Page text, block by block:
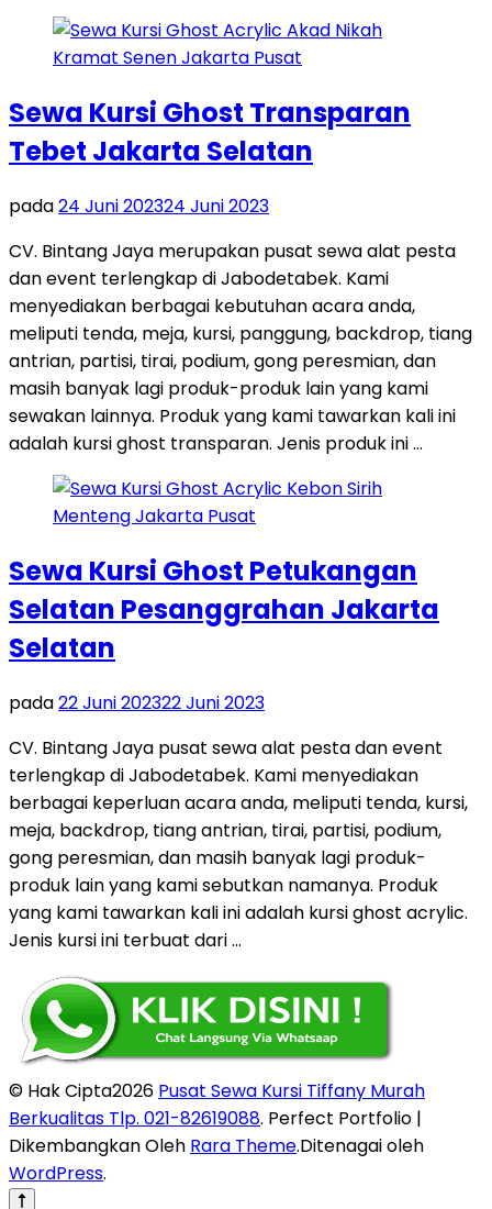
Sewa Kursi Ghost Transparan
Tebet Jakarta Selatan
pada24 Juni 202324 Juni 2023
CV. Bintang Jaya merupakan pusat sewa alat pesta
dan event terlengkap di Jabodetabek. Kami
menyediakan berbagai kebutuhan acara anda,
meliputi tenda, meja, kursi, panggung, backdrop, tiang
antrian, partisi, tirai, podium, gong peresmian, dan
masih banyak lagi produk-produk lain yang kami
sewakan lainnya. Produk yang kami tawarkan kali ini
adalah kursi ghost transparan. Jenis produk ini …
Sewa Kursi Ghost Petukangan
Selatan Pesanggrahan Jakarta
Selatan
pada22 Juni 202322 Juni 2023
CV. Bintang Jaya pusat sewa alat pesta dan event
terlengkap di Jabodetabek. Kami menyediakan
berbagai keperluan acara anda, meliputi tenda, kursi,
meja, backdrop, tiang antrian, tirai, partisi, podium,
gong peresmian, dan masih banyak lagi produk-
produk lain yang kami sebutkan namanya. Produk
yang kami tawarkan kali ini adalah kursi ghost acrylic.
Jenis kursi ini terbuat dari …
© Hak Cipta2026 Pusat Sewa Kursi Tiffany Murah
Berkualitas Tlp. 021-82619088. Perfect Portfolio |
Dikembangkan Oleh Rara Theme.Ditenagai oleh
WordPress.